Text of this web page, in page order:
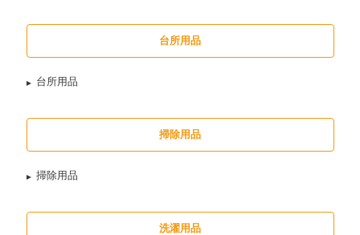
台所用品
台所用品
掃除用品
掃除用品
洗濯用品